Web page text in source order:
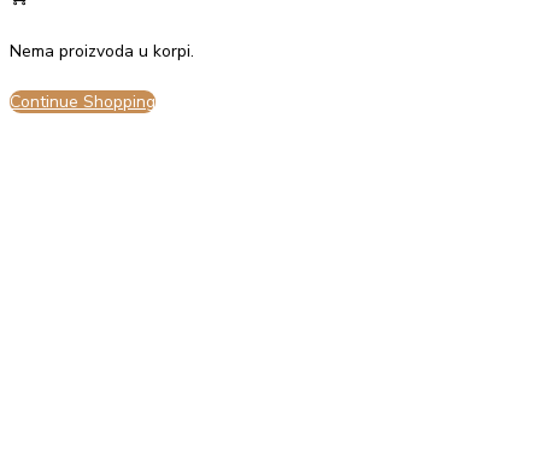
Nema proizvoda u korpi.
Continue Shopping